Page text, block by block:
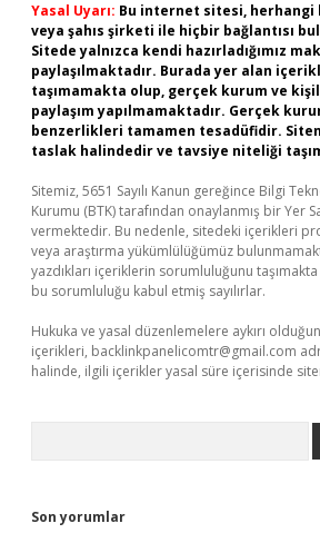
Yasal Uyarı: Bu internet sitesi, herhangi
veya şahıs şirketi ile hiçbir bağlantısı
Sitede yalnızca kendi hazırladığımız
paylaşılmaktadır. Burada yer alan
taşımamakta olup, gerçek kurum ve
paylaşım yapılmamaktadır. Gerçek
benzerlikleri tamamen tesadüfidir.
taslak halindedir ve tavsiye niteliği
Sitemiz, 5651 Sayılı Kanun gereğince Bilgi
Kurumu (BTK) tarafından onaylanmış bir Yer
vermektedir. Bu nedenle, sitedeki içerikleri
veya araştırma yükümlülüğümüz
yazdıkları içeriklerin sorumluluğunu
bu sorumluluğu kabul etmiş sayılırlar.
Hukuka ve yasal düzenlemelere aykırı
içerikleri, backlinkpanelicomtr@gmail.com
halinde, ilgili içerikler yasal süre içerisinde
Son yorumlar